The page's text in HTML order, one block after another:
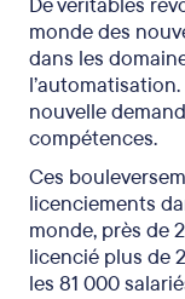
monde des
dans les
nouvelle
compétences.
Ces
licenciements
monde, près de
licencié plus de
les 81 000